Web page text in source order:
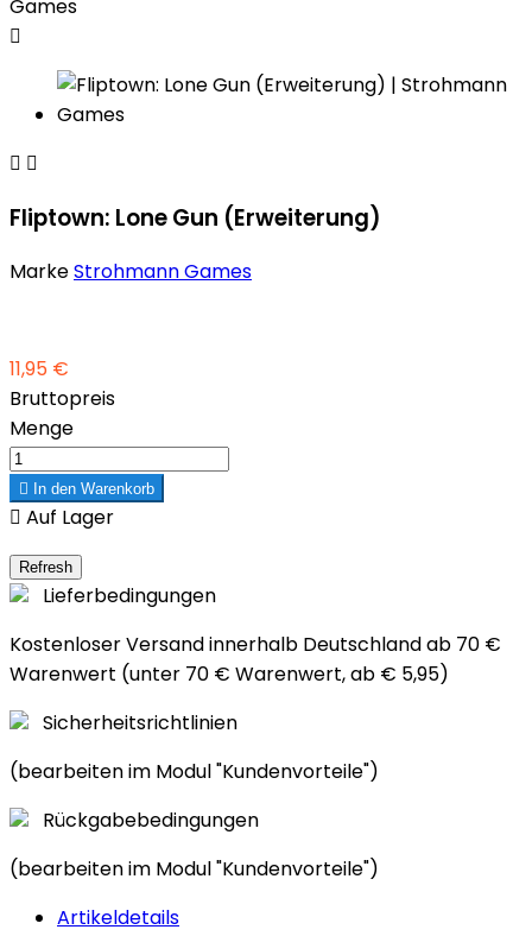

 
Fliptown: Lone Gun (Erweiterung)
MarkeStrohmann Games
11,95 €
Bruttopreis
Menge
 In den Warenkorb
 Auf Lager
Lieferbedingungen
Kostenloser Versand innerhalb Deutschland ab 70 €
Warenwert (unter 70 € Warenwert, ab € 5,95)
Sicherheitsrichtlinien
(bearbeiten im Modul "Kundenvorteile")
Rückgabebedingungen
(bearbeiten im Modul "Kundenvorteile")
Artikeldetails